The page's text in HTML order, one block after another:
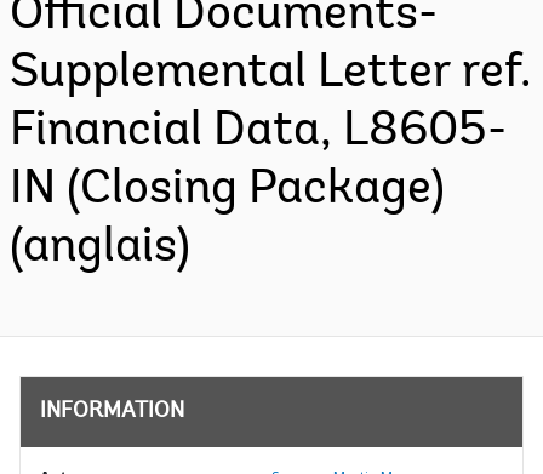
Official Documents-
Supplemental Letter ref.
Financial Data, L8605-
IN (Closing Package)
(anglais)
INFORMATION